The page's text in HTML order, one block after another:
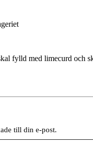
fylld med limecurd och
till din e-post.